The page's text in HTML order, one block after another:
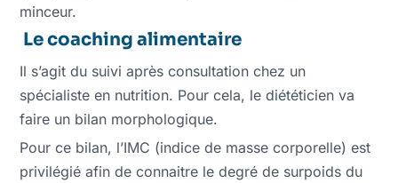
minceur.
Le coaching alimentaire
Il s’agit du suivi après consultation chez un
spécialiste en nutrition. Pour cela, le diététicien va
faire un bilan morphologique.
Pour ce bilan, l’IMC (indice de masse corporelle) est
privilégié afin de connaitre le degré de surpoids du